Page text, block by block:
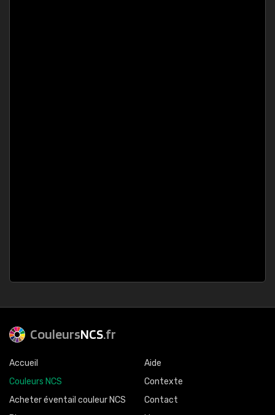
CouleursNCS.fr
Accueil
Couleurs NCS
Acheter éventail couleur NCS
Aide
Contexte
Contact